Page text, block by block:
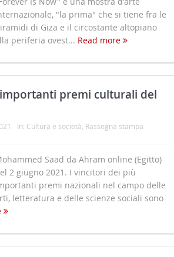
"la prima" che si tiene fra le
di Giza e il circostante altopiano
periferia ovest... Read more
premi culturali del
In: Cultura e società Rassegna stampa
Saad da Ahram online (Egitto)
2 giugno 2021. I vincitori dei più
premi nazionali nel campo delle
letteratura e delle scienze sociali sono